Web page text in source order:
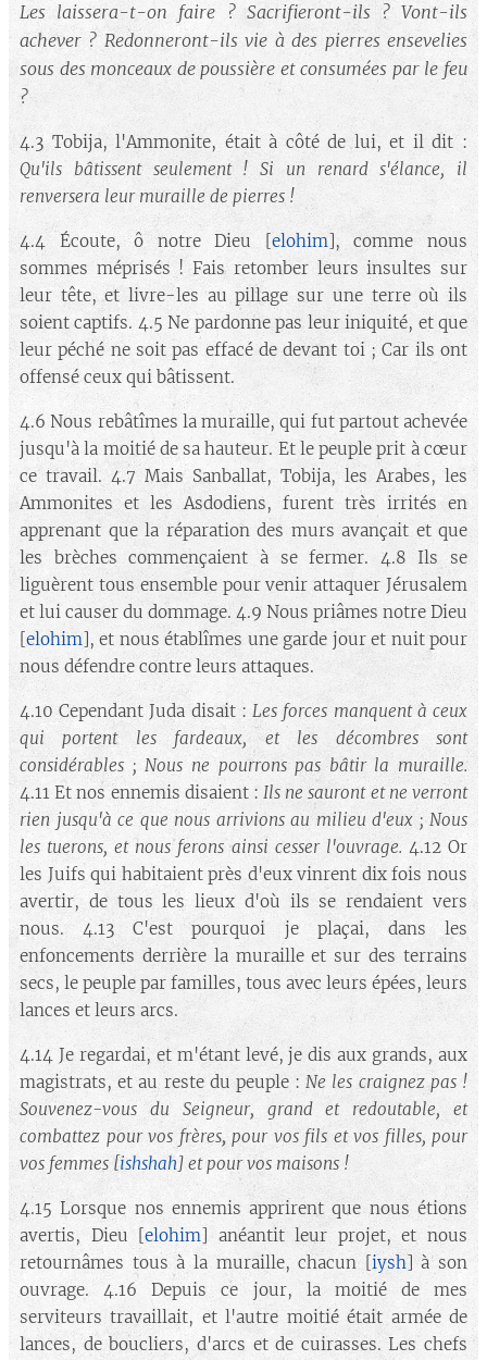
Les laissera-t-on faire ? Sacrifieront-ils ? Vont-ils
achever ? Redonneront-ils vie à des pierres ensevelies
sous des monceaux de poussière et consumées par le feu
?
4.3 Tobija, l'Ammonite, était à côté de lui, et il dit :
Qu'ils bâtissent seulement ! Si un renard s'élance, il
renversera leur muraille de pierres !
4.4 Écoute, ô notre Dieu [elohim], comme nous
sommes méprisés ! Fais retomber leurs insultes sur
leur tête, et livre-les au pillage sur une terre où ils
soient captifs. 4.5 Ne pardonne pas leur iniquité, et que
leur péché ne soit pas effacé de devant toi ; Car ils ont
offensé ceux qui bâtissent.
4.6 Nous rebâtîmes la muraille, qui fut partout achevée
jusqu'à la moitié de sa hauteur. Et le peuple prit à cœur
ce travail. 4.7 Mais Sanballat, Tobija, les Arabes, les
Ammonites et les Asdodiens, furent très irrités en
apprenant que la réparation des murs avançait et que
les brèches commençaient à se fermer. 4.8 Ils se
liguèrent tous ensemble pour venir attaquer Jérusalem
et lui causer du dommage. 4.9 Nous priâmes notre Dieu
[elohim], et nous établîmes une garde jour et nuit pour
nous défendre contre leurs attaques.
4.10 Cependant Juda disait :Les forces manquent à ceux
qui portent les fardeaux, et les décombres sont
considérables ; Nous ne pourrons pas bâtir la muraille.
4.11 Et nos ennemis disaient :Ils ne sauront et ne verront
rien jusqu'à ce que nous arrivions au milieu d'eux ; Nous
les tuerons, et nous ferons ainsi cesser l'ouvrage. 4.12 Or
les Juifs qui habitaient près d'eux vinrent dix fois nous
avertir, de tous les lieux d'où ils se rendaient vers
nous. 4.13 C'est pourquoi je plaçai, dans les
enfoncements derrière la muraille et sur des terrains
secs, le peuple par familles, tous avec leurs épées, leurs
lances et leurs arcs.
4.14 Je regardai, et m'étant levé, je dis aux grands, aux
magistrats, et au reste du peuple :Ne les craignez pas !
Souvenez-vous du Seigneur, grand et redoutable, et
combattez pour vos frères, pour vos fils et vos filles, pour
vos femmes [ishshah] et pour vos maisons !
4.15 Lorsque nos ennemis apprirent que nous étions
avertis, Dieu [elohim] anéantit leur projet, et nous
retournâmes tous à la muraille, chacun [iysh] à son
ouvrage. 4.16 Depuis ce jour, la moitié de mes
serviteurs travaillait, et l'autre moitié était armée de
lances, de boucliers, d'arcs et de cuirasses. Les chefs